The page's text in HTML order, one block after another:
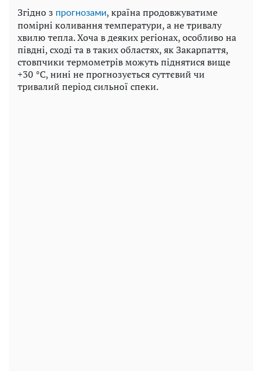
Згідно з прогнозами, країна продовжуватиме
помірні коливання температури, а не тривалу
хвилю тепла. Хоча в деяких регіонах, особливо на
півдні, сході та в таких областях, як Закарпаття,
стовпчики термометрів можуть піднятися вище
+30 °C, нині не прогнозується суттєвий чи
тривалий період сильної спеки.